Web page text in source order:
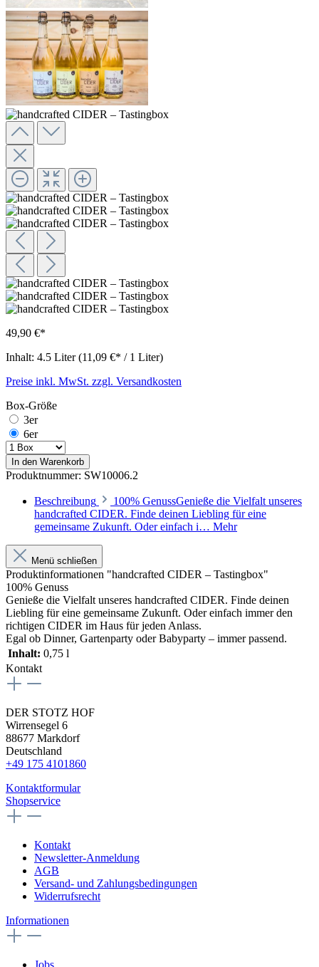
49,90 €*
Inhalt: 4.5 Liter(11,09 €* / 1 Liter)
Preise inkl. MwSt. zzgl. Versandkosten
Box-Größe
3er
6er
In den Warenkorb
Produktnummer: SW10006.2
Beschreibung
100% GenussGenieße die Vielfalt unseres
handcrafted CIDER. Finde deinen Liebling für eine
gemeinsame Zukunft. Oder einfach i… Mehr
Menü schließen
Produktinformationen "handcrafted CIDER – Tastingbox"
100% Genuss
Genieße die Vielfalt unseres handcrafted CIDER. Finde deinen
Liebling für eine gemeinsame Zukunft. Oder einfach immer den
richtigen CIDER im Haus für jeden Anlass.
Egal ob Dinner, Gartenparty oder Babyparty – immer passend.
Inhalt: 0,75 l
Kontakt
DER STOTZ HOF
Wirrensegel 6
88677 Markdorf
Deutschland
+49 175 4101860
Kontaktformular
Shopservice
Kontakt
Newsletter-Anmeldung
AGB
Versand- und Zahlungsbedingungen
Widerrufsrecht
Informationen